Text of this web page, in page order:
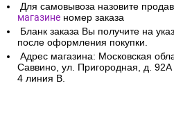
Для самовывоза назовите
магазине номер заказа
Бланк заказа Вы получите на
после оформления покупки.
Адрес магазина: Московская
Саввино, ул. Пригородная, д.
4 линия В.